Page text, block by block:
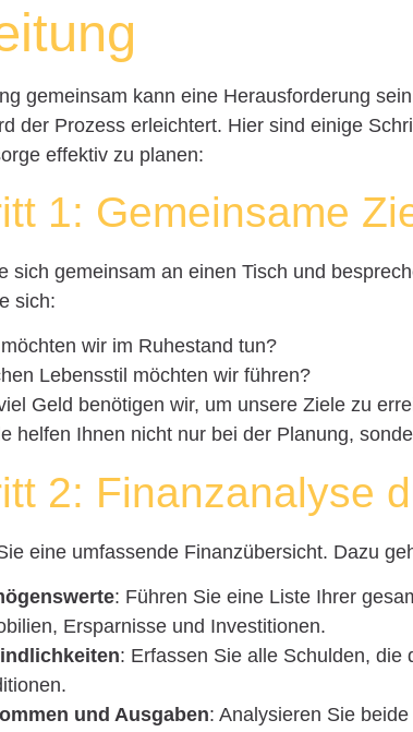
gemeinsam kann eine Herausforderung
der Prozess erleichtert. Hier sind einige
effektiv zu planen:
1: Gemeinsame
sich gemeinsam an einen Tisch und
sich:
wir im Ruhestand tun?
Lebensstil möchten wir führen?
Geld benötigen wir, um unsere Ziele zu
helfen Ihnen nicht nur bei der Planung,
2: Finanzanalyse
eine umfassende Finanzübersicht. Dazu
: Führen Sie eine Liste Ihrer
Ersparnisse und Investitionen.
: Erfassen Sie alle Schulden, die
und Ausgaben: Analysieren Sie